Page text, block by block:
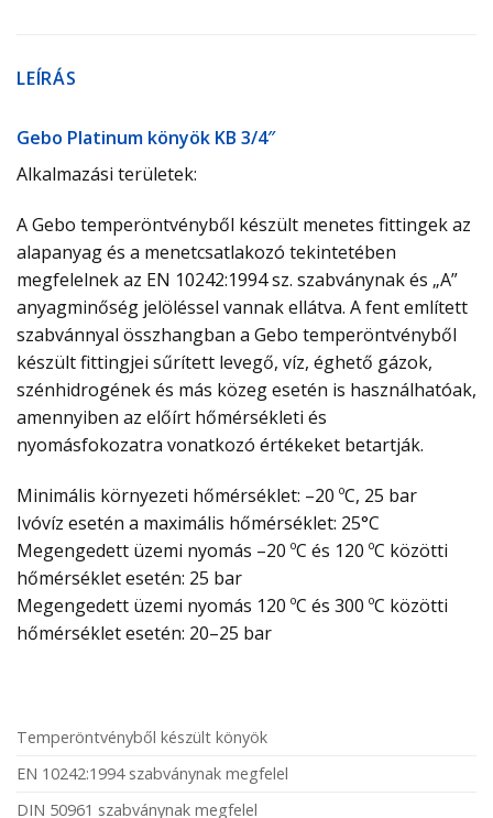
LEÍRÁS
Gebo Platinum könyök KB 3/4″
Alkalmazási területek:
A Gebo temperöntvényből készült menetes fittingek az
alapanyag és a menetcsatlakozó tekintetében
megfelelnek az EN 10242:1994 sz. szabványnak és „A”
anyagminőség jelöléssel vannak ellátva. A fent említett
szabvánnyal összhangban a Gebo temperöntvényből
készült fittingjei sűrített levegő, víz, éghető gázok,
szénhidrogének és más közeg esetén is használhatóak,
amennyiben az előírt hőmérsékleti és
nyomásfokozatra vonatkozó értékeket betartják.
Minimális környezeti hőmérséklet: –20 ºC, 25 bar
Ivóvíz esetén a maximális hőmérséklet: 25°C
Megengedett üzemi nyomás –20 ºC és 120 ºC közötti
hőmérséklet esetén: 25 bar
Megengedett üzemi nyomás 120 ºC és 300 ºC közötti
hőmérséklet esetén: 20–25 bar
Temperöntvényből készült könyök
EN 10242:1994 szabványnak megfelel
DIN 50961 szabványnak megfelel